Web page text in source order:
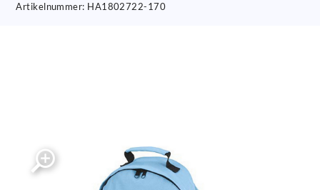
Artikelnummer: HA1802722-170